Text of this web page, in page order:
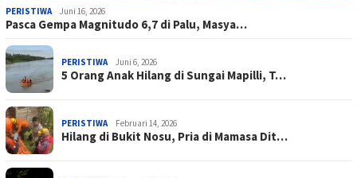
PERISTIWA Juni 16, 2026
Pasca Gempa Magnitudo 6,7 di Palu, Masya…
PERISTIWA Juni 6, 2026
5 Orang Anak Hilang di Sungai Mapilli, T…
PERISTIWA Februari 14, 2026
Hilang di Bukit Nosu, Pria di Mamasa Dit…